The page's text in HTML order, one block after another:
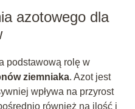
azotowego dla
podstawową rolę w
ziemniaka. Azot jest
wpływa na przyrost
również na ilość i